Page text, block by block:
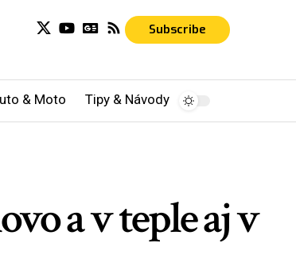
Subscribe
& Moto Tipy & Návody
a v teple aj v